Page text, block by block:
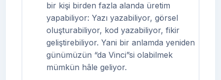
bir kişi birden fazla alanda üretim
yapabiliyor: Yazı yazabiliyor, görsel
oluşturabiliyor, kod yazabiliyor, fikir
geliştirebiliyor. Yani bir anlamda yeniden
günümüzün “da Vinci”si olabilmek
mümkün hâle geliyor.